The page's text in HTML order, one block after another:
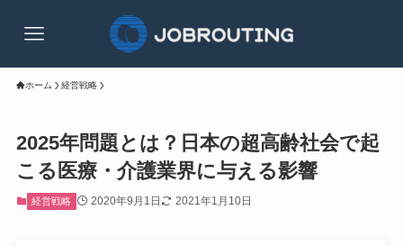
ホーム 経営戦略
2025年問題とは？日本の超高齢社会で起
こる医療・介護業界に与える影響
経営戦略 2020年9月1日 2021年1月10日